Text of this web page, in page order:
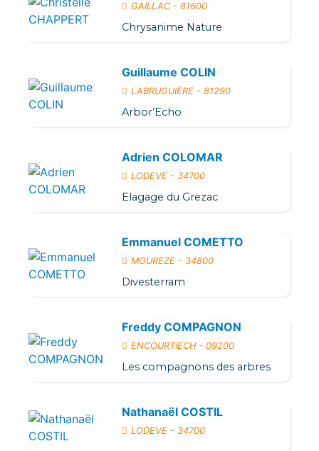
GAILLAC - 81600
Chrysanime Nature
Guillaume COLIN
LABRUGUIÈRE - 81290
Arbor’Echo
Adrien COLOMAR
LODEVE - 34700
Elagage du Grezac
Emmanuel COMETTO
MOUREZE - 34800
Divesterram
Freddy COMPAGNON
ENCOURTIECH - 09200
Les compagnons des arbres
Nathanaël COSTIL
LODEVE - 34700